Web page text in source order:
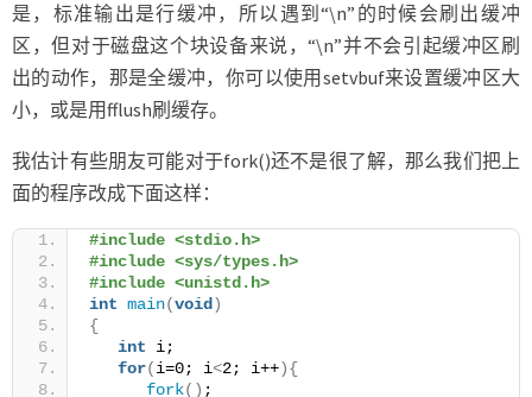
是，标准输出是行缓冲，所以遇到“\n”的时候会刷出缓冲
区，但对于磁盘这个块设备来说，“\n”并不会引起缓冲区刷
出的动作，那是全缓冲，你可以使用setvbuf来设置缓冲区大
小，或是用fflush刷缓存。
我估计有些朋友可能对于fork()还不是很了解，那么我们把上
面的程序改成下面这样：
#include <stdio.h>
#include <sys/types.h>
#include <unistd.h>
int main(void )
{
int i;
for(i=0; i<2; i++){
fork() ;